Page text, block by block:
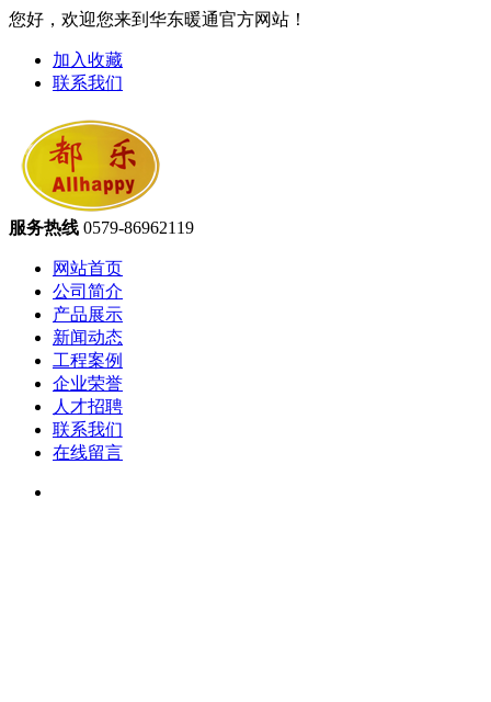
您好，欢迎您来到华东暖通官方网站！
加入收藏
联系我们
服务热线 0579-86962119
网站首页
公司简介
产品展示
新闻动态
工程案例
企业荣誉
人才招聘
联系我们
在线留言